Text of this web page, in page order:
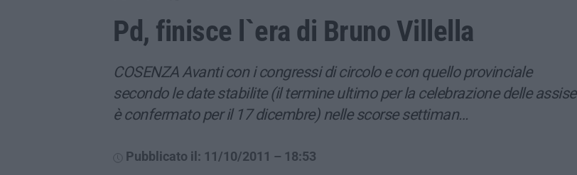
Pd, finisce l`era di Bruno Villella
COSENZA Avanti con i congressi di circolo e con quello provinciale
secondo le date stabilite (il termine ultimo per la celebrazione delle assise
è confermato per il 17 dicembre) nelle scorse settiman…
Pubblicato il: 11/10/2011 – 18:53